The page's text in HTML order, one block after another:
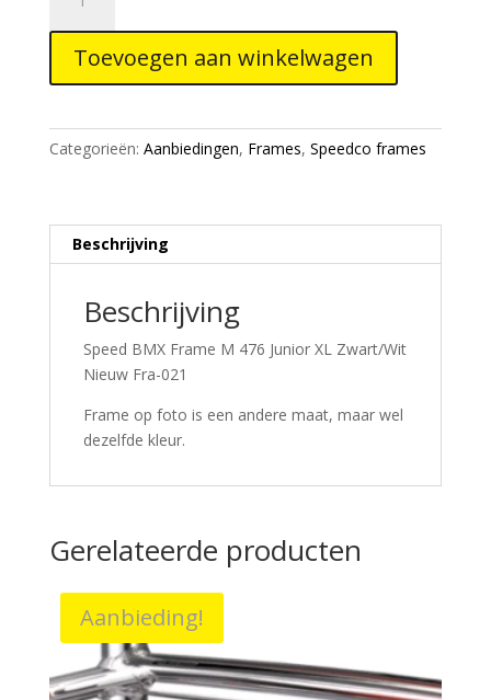
Frame
476
XL
Zwart/Wit
021
aantal
Toevoegen aan winkelwagen
Categorieën: Aanbiedingen, Frames, Speedco frames
Beschrijving
Beschrijving
Speed BMX Frame M 476 Junior XL Zwart/Wit
Nieuw Fra-021
Frame op foto is een andere maat, maar wel
dezelfde kleur.
Gerelateerde producten
Aanbieding!